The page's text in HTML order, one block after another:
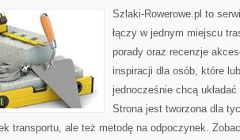
Szlaki-Rowerowe.pl to
łączy w jednym miejscu
porady oraz recenzje
inspiracji dla osób, które
jednocześnie chcą
Strona jest tworzona dla
transportu, ale też metodę na odpoczynek.